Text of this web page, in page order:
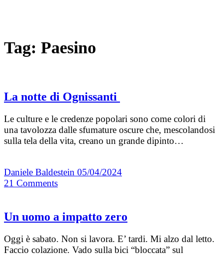
Tag: Paesino
La notte di Ognissanti
Le culture e le credenze popolari sono come colori di
una tavolozza dalle sfumature oscure che, mescolandosi
sulla tela della vita, creano un grande dipinto…
Daniele Baldestein 05/04/2024
21 Comments
Un uomo a impatto zero
Oggi è sabato. Non si lavora. E’ tardi. Mi alzo dal letto.
Faccio colazione. Vado sulla bici “bloccata” sul